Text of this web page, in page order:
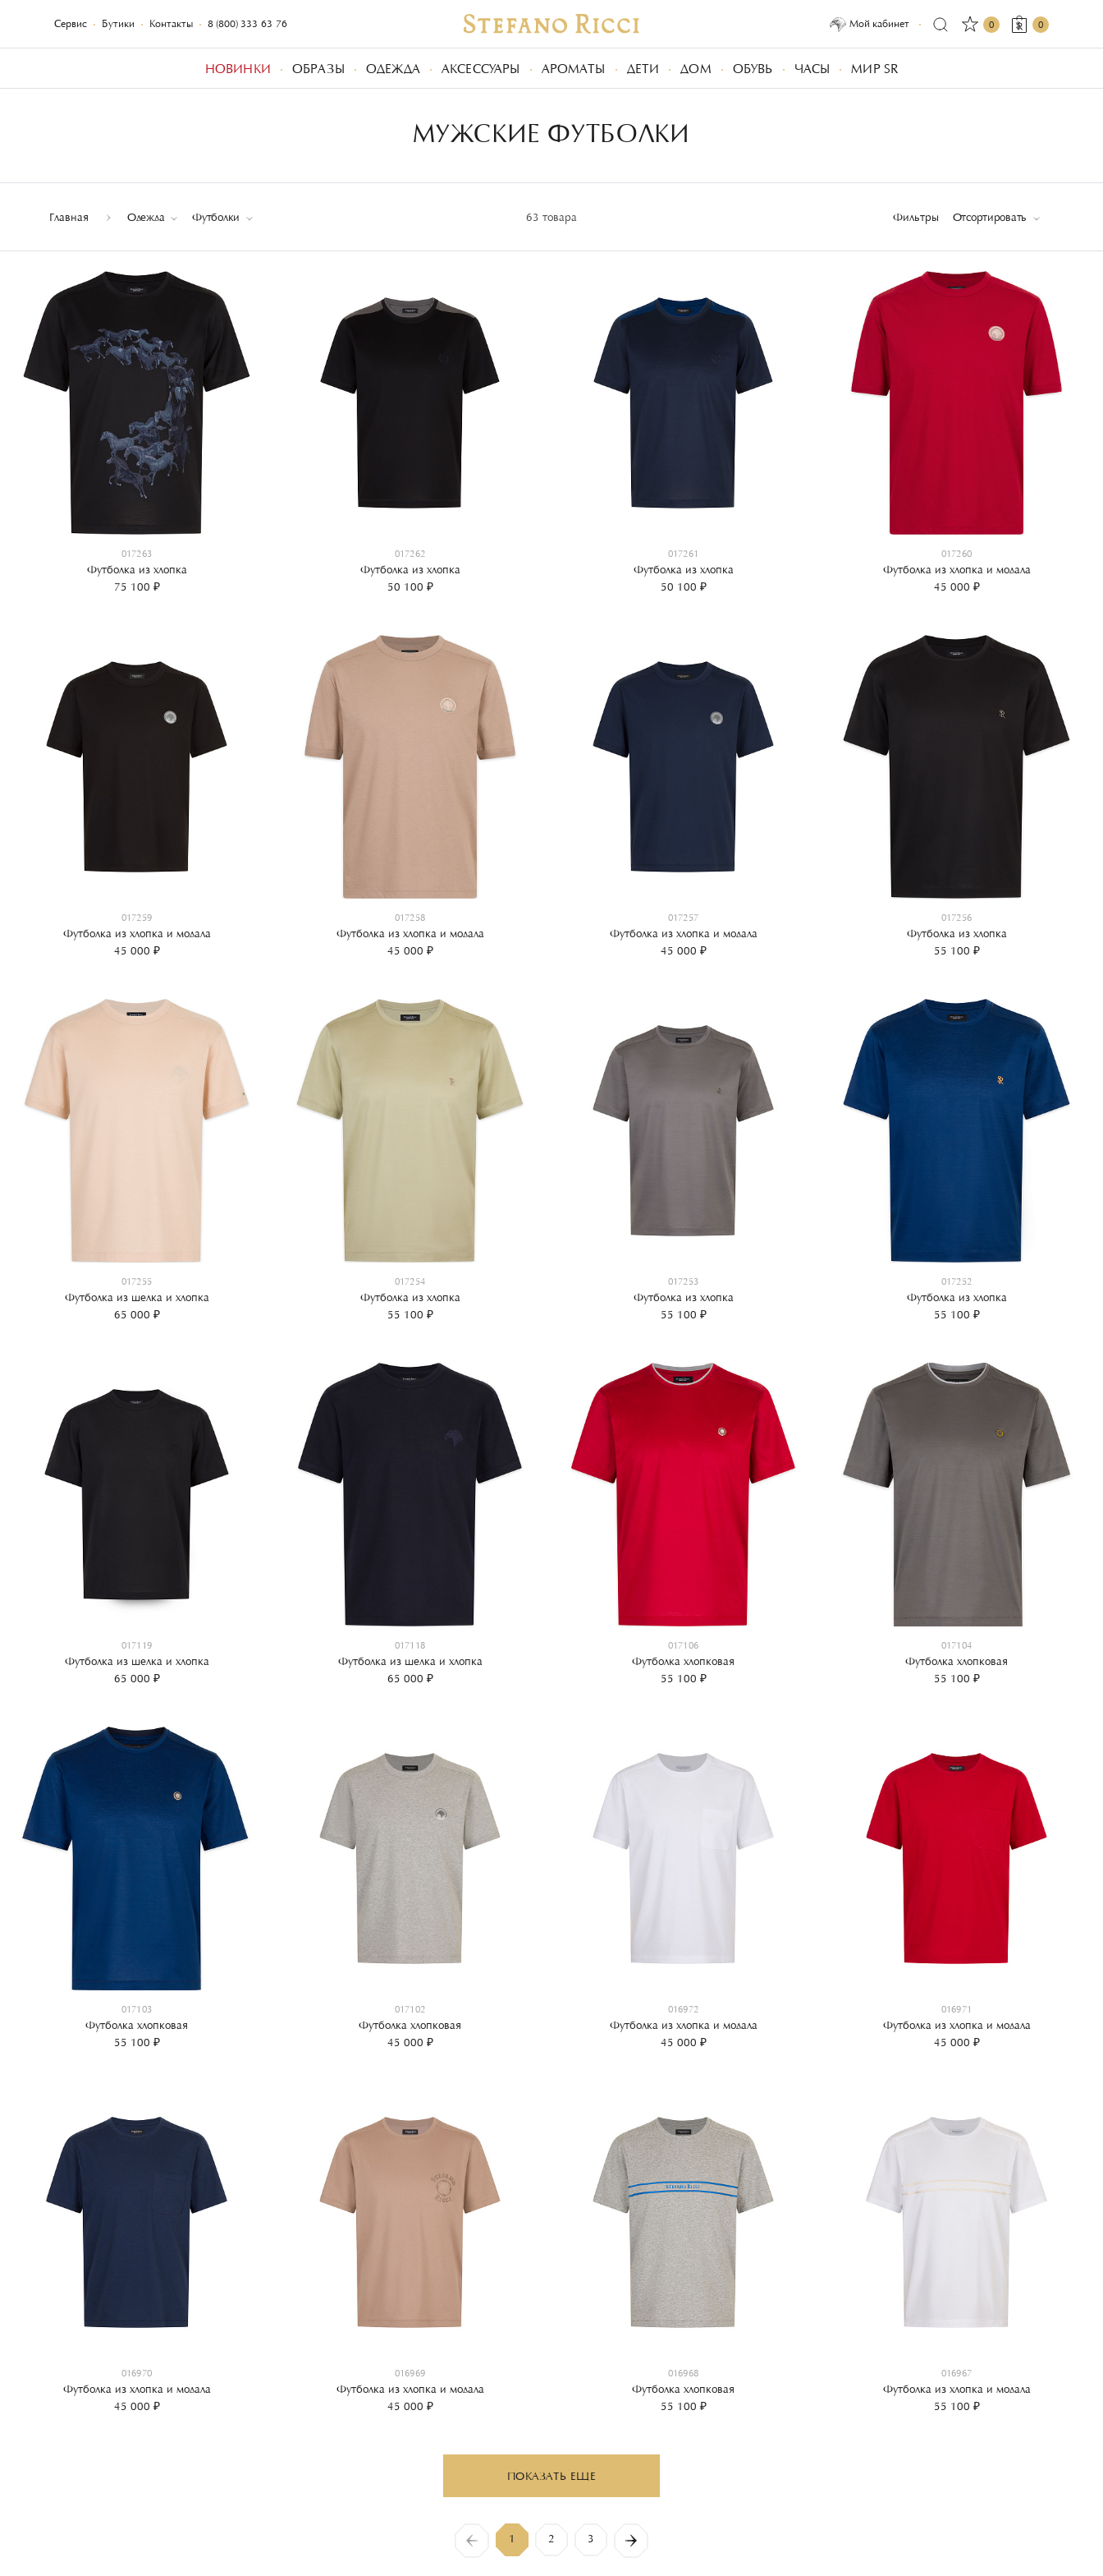
Сервис Бутики Контакты 8 (800) 333-63-76 Мой кабинет 0 0
НОВИНКИ ОБРАЗЫ ОДЕЖДА АКСЕССУАРЫ АРОМАТЫ ДЕТИ ДОМ ОБУВЬ ЧАСЫ МИР SR
МУЖСКИЕ ФУТБОЛКИ
Главная Одежда Футболки 63 товара Фильтры Отсортировать
017263
Футболка из хлопка
75 100 ₽
017262
Футболка из хлопка
50 100 ₽
017261
Футболка из хлопка
50 100 ₽
017260
Футболка из хлопка и модала
45 000 ₽
017259
Футболка из хлопка и модала
45 000 ₽
017258
Футболка из хлопка и модала
45 000 ₽
017257
Футболка из хлопка и модала
45 000 ₽
017256
Футболка из хлопка
55 100 ₽
017255
Футболка из шелка и хлопка
65 000 ₽
017254
Футболка из хлопка
55 100 ₽
017253
Футболка из хлопка
55 100 ₽
017252
Футболка из хлопка
55 100 ₽
017119
Футболка из шелка и хлопка
65 000 ₽
017118
Футболка из шелка и хлопка
65 000 ₽
017106
Футболка хлопковая
55 100 ₽
017104
Футболка хлопковая
55 100 ₽
017103
Футболка хлопковая
55 100 ₽
017102
Футболка хлопковая
45 000 ₽
016972
Футболка из хлопка и модала
45 000 ₽
016971
Футболка из хлопка и модала
45 000 ₽
016970
Футболка из хлопка и модала
45 000 ₽
016969
Футболка из хлопка и модала
45 000 ₽
016968
Футболка хлопковая
55 100 ₽
016967
Футболка из хлопка и модала
55 100 ₽
ПОКАЗАТЬ ЕЩЕ
1 2 3